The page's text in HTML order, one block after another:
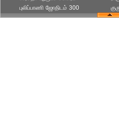
புலிப்பாணி ஜோதிடம் 300